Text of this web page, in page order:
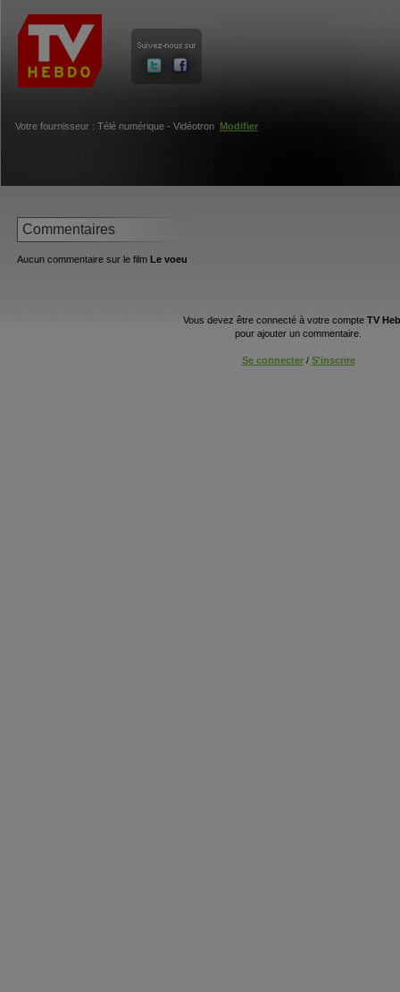
Votre fournisseur : Télé numérique - Vidéotron Modifier
Commentaires
Aucun commentaire sur le film Le voeu
Vous devez être connecté à votre compte TV
pour ajouter un commentaire.
Se connecter/ S'inscrire